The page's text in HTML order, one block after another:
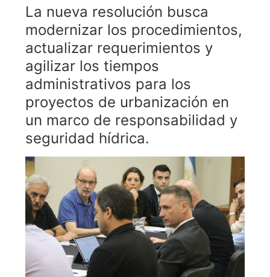
La nueva resolución busca
modernizar los procedimientos,
actualizar requerimientos y
agilizar los tiempos
administrativos para los
proyectos de urbanización en
un marco de responsabilidad y
seguridad hídrica.